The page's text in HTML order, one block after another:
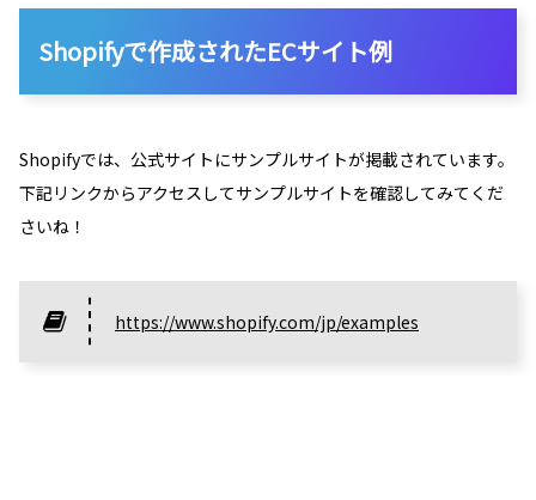
Shopifyで作成されたECサイト例
Shopifyでは、公式サイトにサンプルサイトが掲載されています。
下記リンクからアクセスしてサンプルサイトを確認してみてくだ
さいね！
https://www.shopify.com/jp/examples